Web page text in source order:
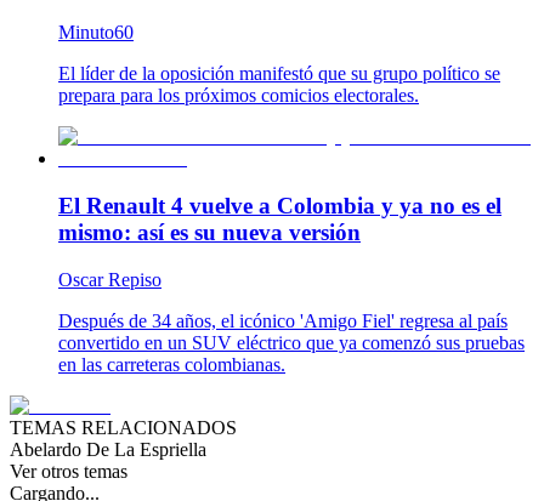
Minuto60
El líder de la oposición manifestó que su grupo político se
prepara para los próximos comicios electorales.
El Renault 4 vuelve a Colombia y ya no es el
mismo: así es su nueva versión
Oscar Repiso
Después de 34 años, el icónico 'Amigo Fiel' regresa al país
convertido en un SUV eléctrico que ya comenzó sus pruebas
en las carreteras colombianas.
TEMAS RELACIONADOS
Abelardo De La Espriella
Ver otros temas
Cargando...